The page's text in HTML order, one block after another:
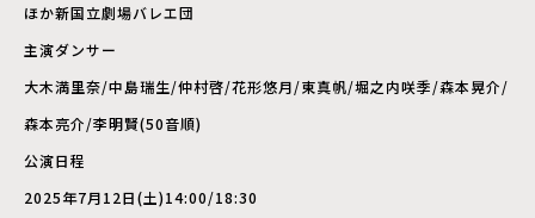
ほか新国立劇場バレエ団
主演ダンサー
大木満里奈/中島瑞生/仲村啓/花形悠月/東真帆/堀之内咲季/森本晃介/
森本亮介/李明賢(50音順)
公演日程
2025年7月12日(土)14:00/18:30